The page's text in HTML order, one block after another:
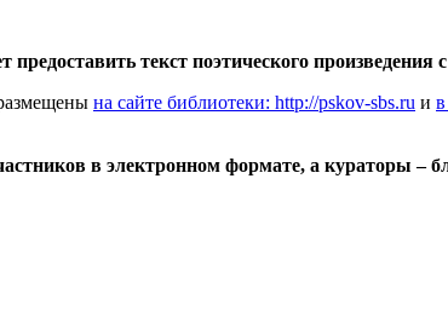
предоставить текст поэтического
на сайте библиотеки: http://pskov-sbs.ru и
в электронном формате, а кураторы –